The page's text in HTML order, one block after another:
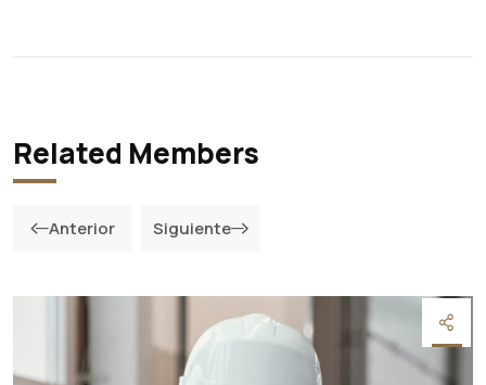
Related Members
Anterior Siguiente